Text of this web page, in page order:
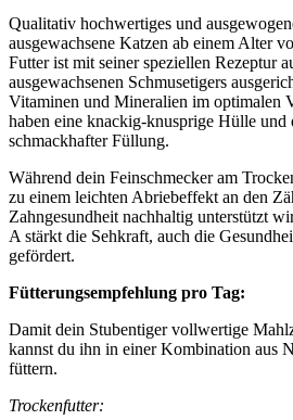
Qualitativ hochwertiges und
ausgewachsene Katzen ab einem Alter
Futter ist mit seiner speziellen Rezeptur
ausgewachsenen Schmusetigers
Vitaminen und Mineralien im optimalen
haben eine knackig-knusprige Hülle
schmackhafter Füllung.
Während dein Feinschmecker am
zu einem leichten Abriebeffekt an den
Zahngesundheit nachhaltig unterstützt
A stärkt die Sehkraft, auch die
gefördert.
Fütterungsempfehlung pro Tag:
Damit dein Stubentiger vollwertige
kannst du ihn in einer Kombination aus
füttern.
Trockenfutter: